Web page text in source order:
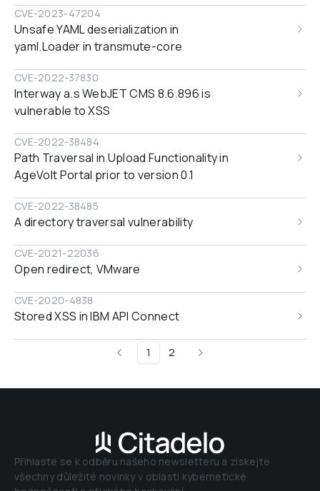
CVE-2023-47204
Unsafe YAML deserialization in
yaml.Loader in transmute-core
CVE-2022-37830
Interway a.s WebJET CMS 8.6.896 is
vulnerable to XSS
CVE-2022-38484
Path Traversal in Upload Functionality in
AgeVolt Portal prior to version 0.1
CVE-2022-38485
A directory traversal vulnerability
CVE-2021-22036
Open redirect, VMware
CVE-2020-4838
Stored XSS in IBM API Connect
1 2
Přihlaste se k odběru našeho newsletteru a získejte
všechny důležité novinky v oblasti kybernetické